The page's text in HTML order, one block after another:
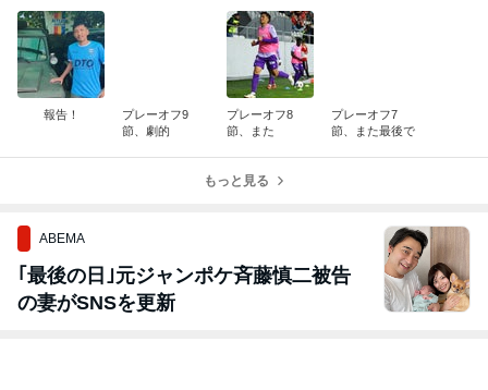
報告！
プレーオフ9
節、劇的
プレーオフ8
節、また
プレーオフ7
節、また最後で
もっと見る
ABEMA
｢最後の日｣元ジャンポケ斉藤慎二被告
の妻がSNSを更新